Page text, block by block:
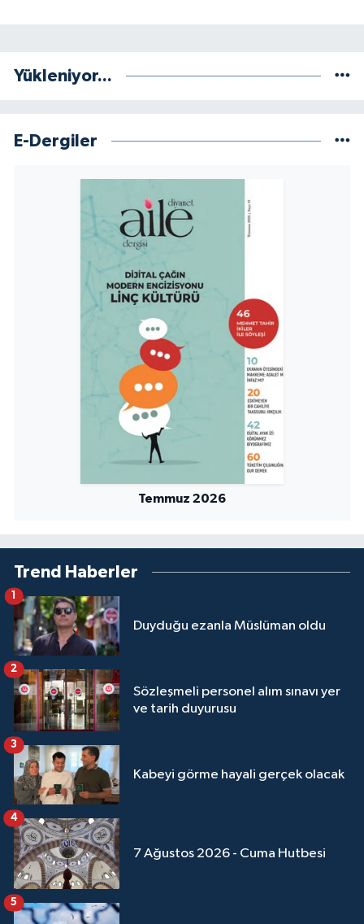
Yükleniyor...
E-Dergiler
Temmuz 2026
Trend Haberler
Duyduğu ezanla Müslüman oldu
1
Sözleşmeli personel alım sınavı yer
ve tarih duyurusu
2
Kabeyi görme hayali gerçek olacak
3
7 Ağustos 2026 - Cuma Hutbesi
4
5
Nevşehir Müftülüğü
Ordu Müftülüğü
Osmaniye Müftülüğü
Rize Müftülüğü
Sakarya Müftülüğü
Samsun Müftülüğü
Siirt Müftülüğü
Sinop Müftülüğü
Sivas Müftülüğü
Şanlıurfa Müftülüğü
Tekirdağ Müftülüğü
Tokat Müftülüğü
Trabzon Müftülüğü
Tunceli Müftülüğü
Uşak Müftülüğü
Van Müftülüğü
Yalova Müftülüğü
Yozgat Müftülüğü
Zonguldak Müftülüğü